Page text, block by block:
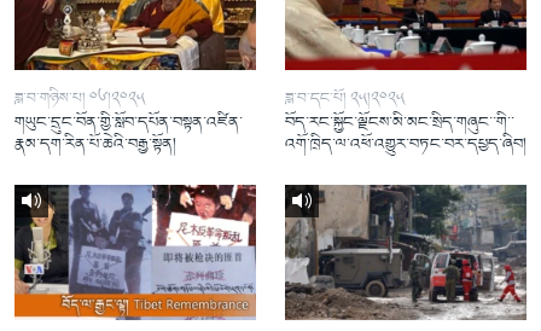
ཟླ་བ་གཉིས་པ། ༠༦།༢༠༢༥
གཡུང་དྲུང་བོན་གྱི་སློབ་དཔོན་བསྟན་འཛིན་
རྣམ་དག་རིན་པོ་ཆེའི་བརྒྱ་སྟོན།
ཟླ་བ་དང་པོ། ༢༥།༢༠༢༥
བོད་རང་སྐྱོང་ལྗོངས་མི་མང་སྲིད་གཞུང་་གི་་
འགོ་ཁྲིད་ལ་འཕོ་འགྱུར་བཏང་བར་དཔྱད་ཞིབ།